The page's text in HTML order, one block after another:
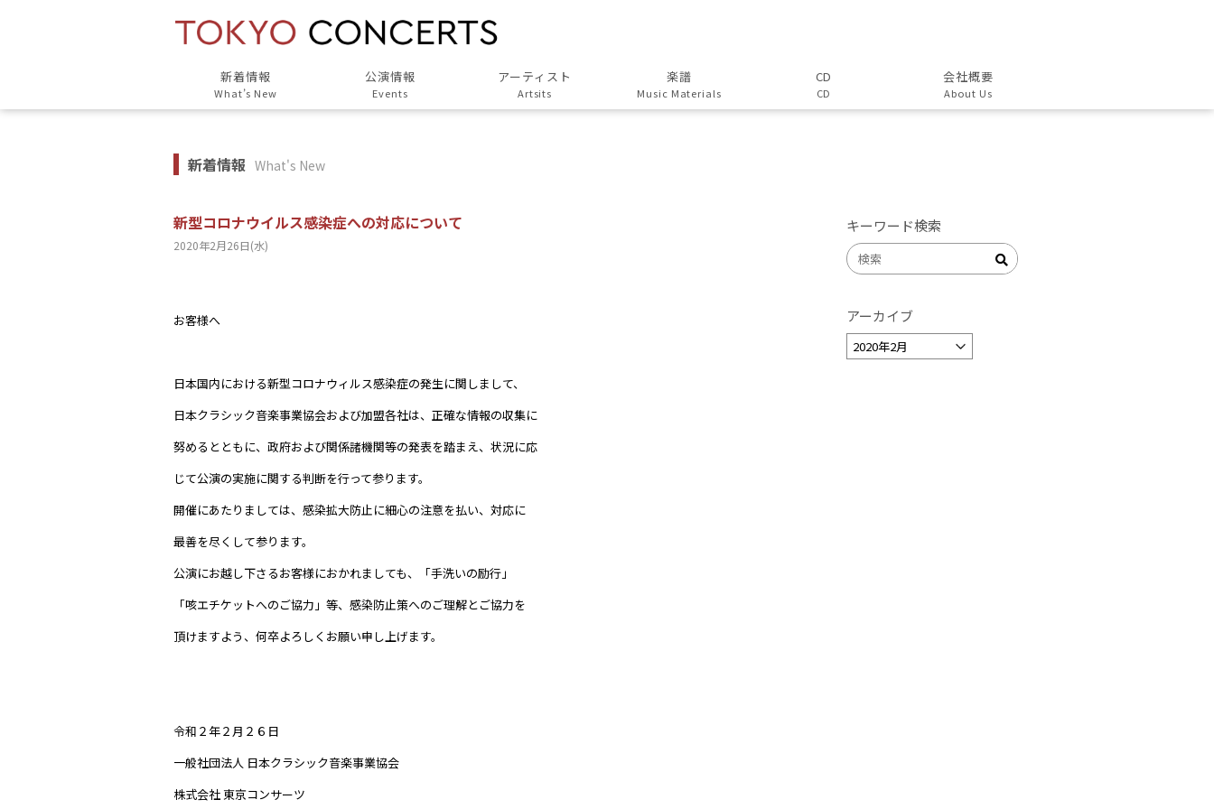
新着情報
What’s New
公演情報
Events
アーティスト
Artsits
Associated Artists
楽譜
Music Materials
CD
CD
会社概要
About Us
新着情報 What's New
新型コロナウイルス感染症への対応について
2020年2月26日(水)
お客様へ
日本国内における新型コロナウィルス感染症の発生に関しまして、
日本クラシック音楽事業協会および加盟各社は、正確な情報の収集に
努めるとともに、政府および関係諸機関等の発表を踏まえ、状況に応
じて公演の実施に関する判断を行って参ります。
開催にあたりましては、感染拡大防止に細心の注意を払い、対応に
最善を尽くして参ります。
公演にお越し下さるお客様におかれましても、「手洗いの励行」
「咳エチケットへのご協力」等、感染防止策へのご理解とご協力を
頂けますよう、何卒よろしくお願い申し上げます。
令和２年２月２６日
一般社団法人 日本クラシック音楽事業協会
株式会社 東京コンサーツ
キーワード検索
アーカイブ
ア
ー